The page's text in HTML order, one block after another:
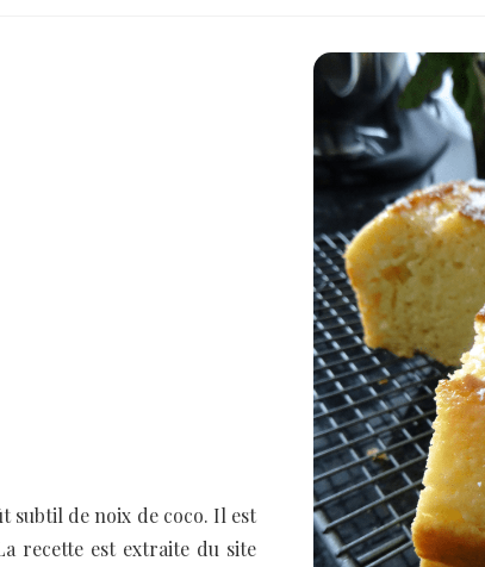
subtil de noix de coco. Il est
recette est extraite du site